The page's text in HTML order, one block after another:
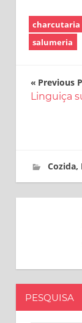
charcutaria
salumeria
Previous
Linguiça
14 de
Cozida,
PESQUISA